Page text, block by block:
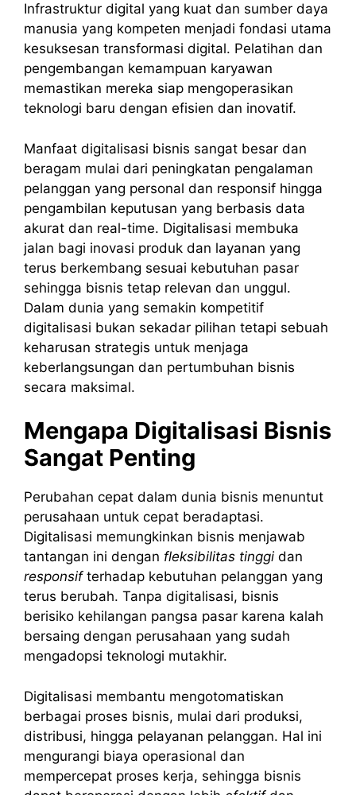
Infrastruktur digital yang kuat dan sumber daya
manusia yang kompeten menjadi fondasi utama
kesuksesan transformasi digital. Pelatihan dan
pengembangan kemampuan karyawan
memastikan mereka siap mengoperasikan
teknologi baru dengan efisien dan inovatif.
Manfaat digitalisasi bisnis sangat besar dan
beragam mulai dari peningkatan pengalaman
pelanggan yang personal dan responsif hingga
pengambilan keputusan yang berbasis data
akurat dan real-time. Digitalisasi membuka
jalan bagi inovasi produk dan layanan yang
terus berkembang sesuai kebutuhan pasar
sehingga bisnis tetap relevan dan unggul.
Dalam dunia yang semakin kompetitif
digitalisasi bukan sekadar pilihan tetapi sebuah
keharusan strategis untuk menjaga
keberlangsungan dan pertumbuhan bisnis
secara maksimal.
Mengapa Digitalisasi Bisnis
Sangat Penting
Perubahan cepat dalam dunia bisnis menuntut
perusahaan untuk cepat beradaptasi.
Digitalisasi memungkinkan bisnis menjawab
tantangan ini dengan fleksibilitas tinggidan
responsifterhadap kebutuhan pelanggan yang
terus berubah. Tanpa digitalisasi, bisnis
berisiko kehilangan pangsa pasar karena kalah
bersaing dengan perusahaan yang sudah
mengadopsi teknologi mutakhir.
Digitalisasi membantu mengotomatiskan
berbagai proses bisnis, mulai dari produksi,
distribusi, hingga pelayanan pelanggan. Hal ini
mengurangi biaya operasional dan
mempercepat proses kerja, sehingga bisnis